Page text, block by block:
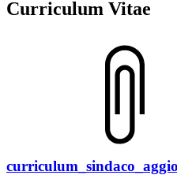
Curriculum Vitae